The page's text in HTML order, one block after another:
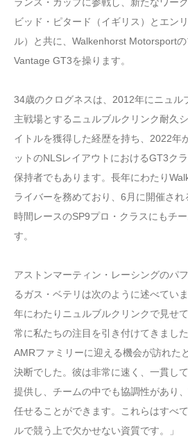
ランス・カップに参戦し、新たなワー
ビッド・ピタード（イギリス）とエン
ル）と共に、Walkenhorst Motorsport
Vantage GT3を操ります。
34歳のクログネスは、2012年にニュル
主戦場とするニュルブルクリンク耐久
イトルを獲得した経歴を持ち、2022年
ットのNLSレイアウトにおけるGT3ク
保持者でもあります。長年にわたり
ライバーを務めており、6月に開催さ
時間レースのSP9プロ・クラスにもチ
す。
アストンマーティン・レーシングのパ
るガス・ベテリは次のように述べてい
年にわたりニュルブルクリンクで見せ
常に私たちの注目を引き付けてきまし
AMRファミリーに迎える機会が訪れた
決断でした。彼は非常に速く、一貫し
提供し、チームの中でも協調性があり
任せることができます。これらはすべ
ルで競う上で欠かせない資質です。」